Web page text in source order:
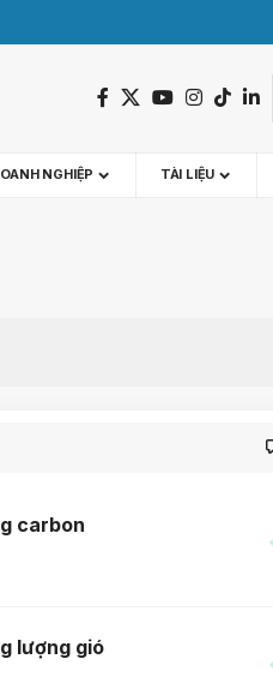
NGHIỆP TÀI LIỆU
carbon
lượng gió